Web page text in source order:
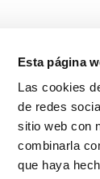
Esta página
Las cookies
de redes
sitio web con
combinarla
que haya